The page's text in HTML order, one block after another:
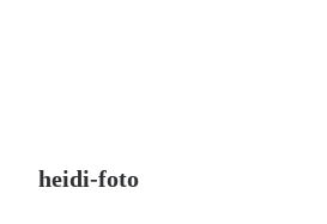
heidi-foto